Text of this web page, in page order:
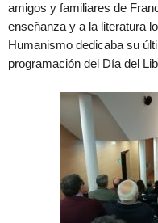
amigos y familiares de
enseñanza y a la literatura
Humanismo dedicaba su
programación del Día del